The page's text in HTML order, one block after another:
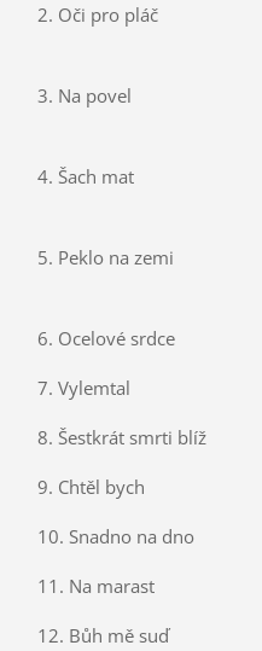
2. Oči
3. Na
4.
5.
6. Ocelové srdce
7. Vylemtal
8. Šestkrát smrti blíž
9. Chtěl bych
10. Snadno na dno
11. Na marast
12. Bůh mě suď